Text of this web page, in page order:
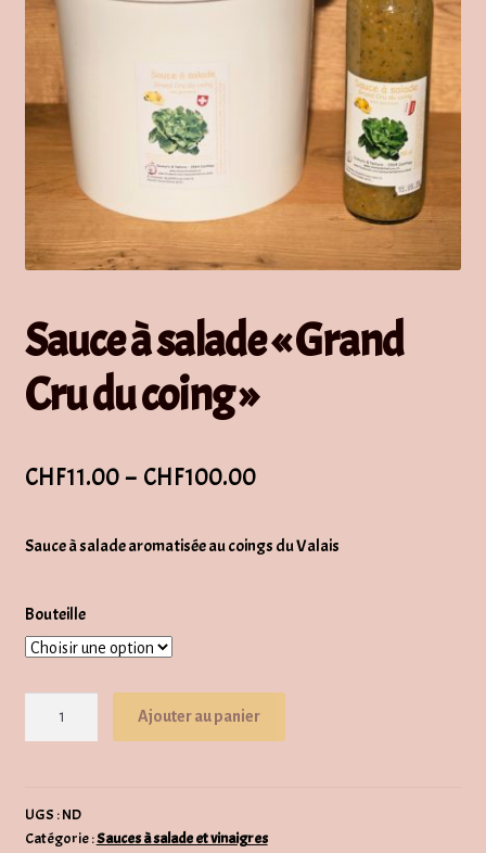
Sauce à salade « Grand
Cru du coing »
CHF11.00– CHF100.00Plage
prix :
Sauce à salade aromatisée au coings du Valais
Bouteille
salade
"Grand
Ajouter au panier
UGS :ND
Catégorie :Sauces à salade et vinaigres